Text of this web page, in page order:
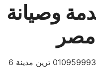
وصيانة
رقم صيانة تكييفات ترين 6 اكتوبر 01095999314 ترين مدينة 6